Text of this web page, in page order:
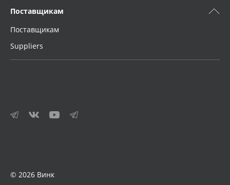
Поставщикам
Поставщикам
Suppliers
© 2026 Винк